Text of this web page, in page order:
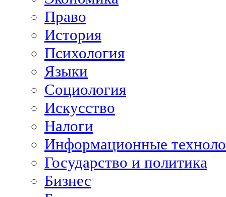
Право
История
Психология
Языки
Социология
Искусство
Налоги
Информационные
Государство и политика
Бизнес